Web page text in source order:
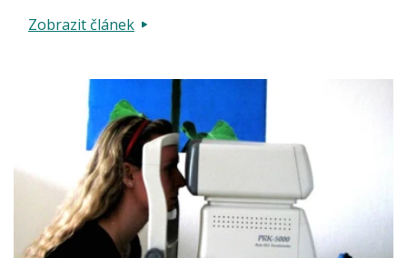
Zobrazit článek